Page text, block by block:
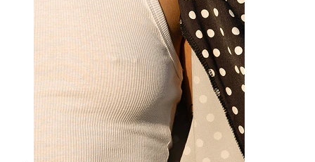
Dermal
Helix
Septum
14k Kuld
Võltsneedid
Labret